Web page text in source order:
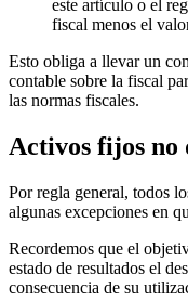
este artículo o el
fiscal menos el
Esto obliga a llevar un
contable sobre la fiscal
las normas fiscales.
Activos fijos no
Por regla general, todos
algunas excepciones en
Recordemos que el
estado de resultados el
consecuencia de su